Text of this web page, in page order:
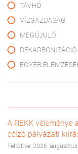
TÁVHŐ
VÍZGAZDASÁG
MEGÚJULÓ
DEKARBONIZÁCIÓ
EGYÉB
A REKK
célzó pályázati
Feltöltve: 2026. augusztus